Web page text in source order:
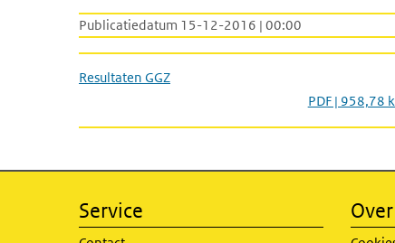
Publicatiedatum 15-12-2016 | 00:00
Resultaten GGZ
PDF | 958,78
Service